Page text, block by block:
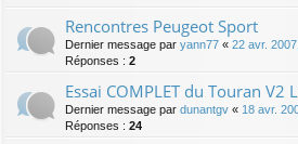
Rencontres Peugeot Sport
Dernier message par yann77 « 22 avr.
Réponses : 2
Essai COMPLET du Touran
Dernier message par dunantgv « 18 avr.
Réponses : 24